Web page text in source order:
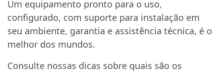
Um equipamento pronto para o uso,
configurado, com suporte para instalação em
seu ambiente, garantia e assistência técnica, é o
melhor dos mundos.
Consulte nossas dicas sobre quais são os